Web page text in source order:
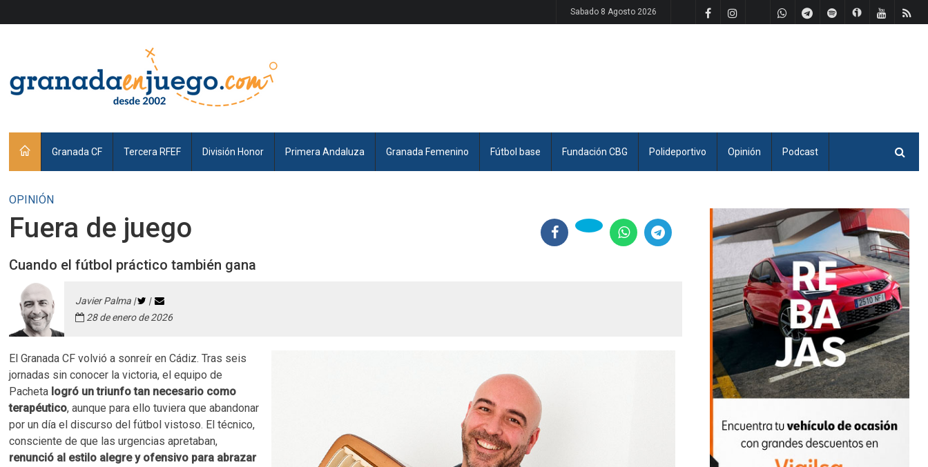
Sabado 8 Agosto 2026
Granada CF Tercera RFEF División Honor Primera Andaluza Granada Femenino Fútbol base Fundación CBG Polideportivo Opinión Podcast
OPINIÓN
Fuera de juego
Cuando el fútbol práctico también gana
Javier Palma |
|
28 de enero de 2026
El Granada CF volvió a sonreír en Cádiz. Tras seis
jornadas sin conocer la victoria, el equipo de
Pacheta logró un triunfo tan necesario como
terapéutico, aunque para ello tuviera que abandonar
por un día el discurso del fútbol vistoso. El técnico,
consciente de que las urgencias apretaban,
renunció al estilo alegre y ofensivo para abrazar